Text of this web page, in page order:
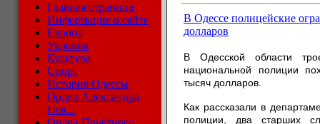
Главная страница
Информация о сайте
Европа
Украина
Культура
Спорт
История Одессы
Орден Александра
Нев...
В Одессе полицейские
долларов
В Одесской области
национальной полиции
тысяч долларов.
Как рассказали в
полиции, два старших